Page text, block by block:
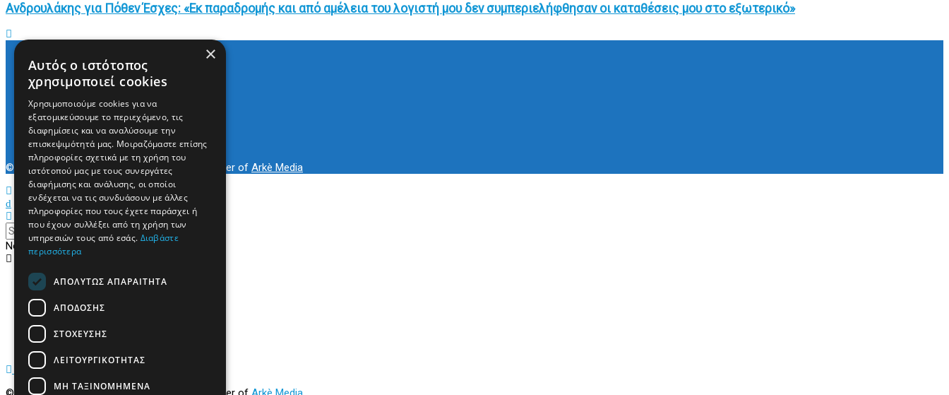
Ανδρουλάκης για Πόθεν Έσχες: «Εκ παραδρομής και από αμέλεια του λογιστή μου δεν συμπεριελήφθησαν οι καταθέσεις μου στο εξωτερικό»
Radio Preveza 93
Arkè Advertising
Όροι και Προϋποθέσεις
Επικοινωνία
© 2022PrevezapostInspired byArkè Adv Partner of Arkè Media
No Result
View All Result
Αρχική
Πολιτική
Τοπικά
Περιφερειακά
Υγεία
×
Αυτός ο ιστότοπος
χρησιμοποιεί cookies
Χρησιμοποιούμε cookies για να
εξατομικεύσουμε το περιεχόμενο, τις
διαφημίσεις και να αναλύσουμε την
επισκεψιμότητά μας. Μοιραζόμαστε επίσης
πληροφορίες σχετικά με τη χρήση του
ιστότοπού μας με τους συνεργάτες
διαφήμισης και ανάλυσης, οι οποίοι
ενδέχεται να τις συνδυάσουν με άλλες
πληροφορίες που τους έχετε παράσχει ή
που έχουν συλλέξει από τη χρήση των
υπηρεσιών τους από εσάς. Διαβάστε
περισσότερα
ΑΠΟΛΎΤΩΣ ΑΠΑΡΑΊΤΗΤΑ
ΑΠΌΔΟΣΗΣ
ΣΤΌΧΕΥΣΗΣ
ΛΕΙΤΟΥΡΓΙΚΌΤΗΤΑΣ
ΜΗ ΤΑΞΙΝΟΜΗΜΈΝΑ